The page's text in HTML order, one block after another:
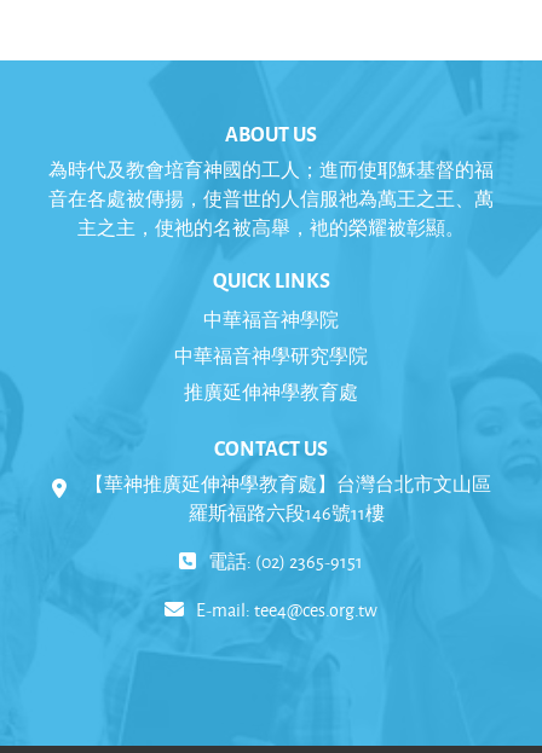
ABOUT US
為時代及教會培育神國的工人；進而使耶穌基督的福
音在各處被傳揚，使普世的人信服祂為萬王之王、萬
主之主，使祂的名被高舉，衪的榮耀被彰顯。
QUICK LINKS
中華福音神學院
中華福音神學研究學院
推廣延伸神學教育處
CONTACT US
【華神推廣延伸神學教育處】台灣台北市文山區
羅斯福路六段146號11樓
電話: (02) 2365-9151
E-mail:tee4@ces.org.tw